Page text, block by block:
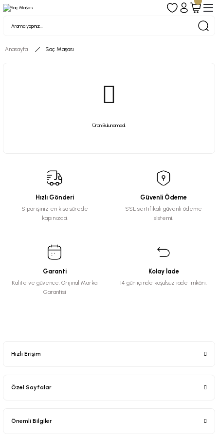
Anasayfa Saç Maşası
Ürün Bulunamadı.
Hızlı Gönderi
Siparişiniz en kısa sürede
kapınızda!
Güvenli Ödeme
SSL sertifikalı güvenli ödeme
sistemi.
Garanti
Kalite ve güvence: Orijinal Marka
Garantisi
Kolay İade
14 gün içinde koşulsuz iade imkânı.
Hızlı Erişim
Özel Sayfalar
Önemli Bilgiler